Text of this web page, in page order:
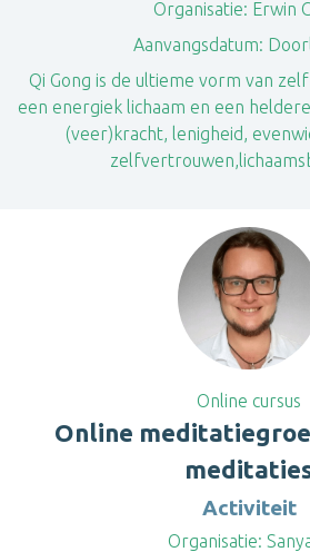
Organisatie: Erwin
Aanvangsdatum:
Qi Gong is de ultieme vorm van
een energiek lichaam en een
(veer)kracht, lenigheid,
Online cursus
Online
Activiteit
Organisatie: